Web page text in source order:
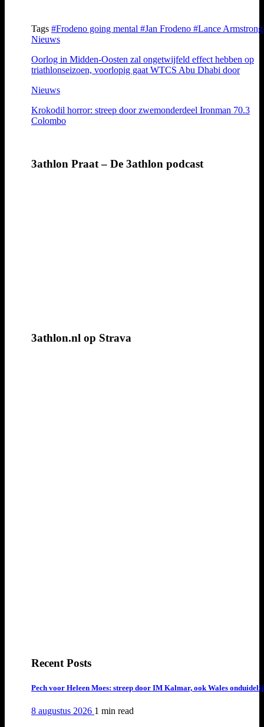
Tags #Frodeno going mental #Jan Frodeno #Lance Armstrong
Nieuws
Oorlog in Midden-Oosten zal ongetwijfeld effect hebben op
triathlonseizoen, voorlopig gaat WTCS Abu Dhabi door
Nieuws
Krokodil horror: streep door zwemonderdeel Ironman 70.3
Colombo
3athlon Praat – De 3athlon podcast
3athlon.nl op Strava
Recent Posts
Pech voor Heleen Moes: streep door IM Kalmar, ook Wales
8 augustus 2026 1 min read